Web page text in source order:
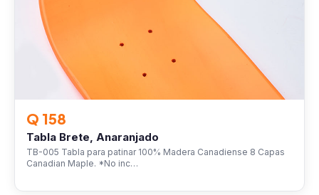
Q 158
Tabla Brete, Anaranjado
TB-005 Tabla para patinar 100% Madera Canadiense 8 Capas
Canadian Maple. *No inc…